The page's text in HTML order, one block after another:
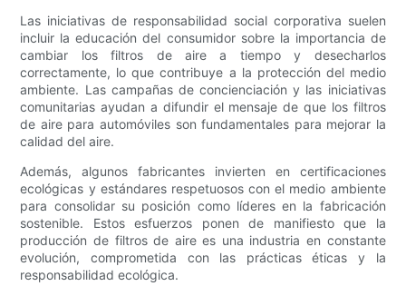
Las iniciativas de responsabilidad social corporativa suelen
incluir la educación del consumidor sobre la importancia de
cambiar los filtros de aire a tiempo y desecharlos
correctamente, lo que contribuye a la protección del medio
ambiente. Las campañas de concienciación y las iniciativas
comunitarias ayudan a difundir el mensaje de que los filtros
de aire para automóviles son fundamentales para mejorar la
calidad del aire.
Además, algunos fabricantes invierten en certificaciones
ecológicas y estándares respetuosos con el medio ambiente
para consolidar su posición como líderes en la fabricación
sostenible. Estos esfuerzos ponen de manifiesto que la
producción de filtros de aire es una industria en constante
evolución, comprometida con las prácticas éticas y la
responsabilidad ecológica.